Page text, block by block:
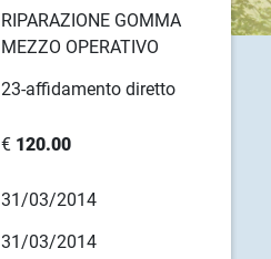
RIPARAZIONE GOMMA
MEZZO OPERATIVO
23-affidamento diretto
€ 120.00
31/03/2014
31/03/2014